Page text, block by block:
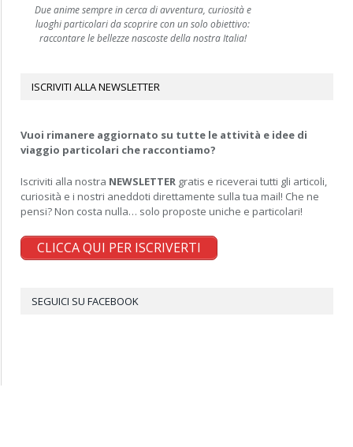
Due anime sempre in cerca di avventura, curiosità e
luoghi particolari da scoprire con un solo obiettivo:
raccontare le bellezze nascoste della nostra Italia!
ISCRIVITI ALLA NEWSLETTER
Vuoi rimanere aggiornato su tutte le attività e idee di
viaggio particolari che raccontiamo?
Iscriviti alla nostra NEWSLETTER gratis e riceverai tutti gli articoli,
curiosità e i nostri aneddoti direttamente sulla tua mail! Che ne
pensi? Non costa nulla… solo proposte uniche e particolari!
CLICCA QUI PER ISCRIVERTI
SEGUICI SU FACEBOOK